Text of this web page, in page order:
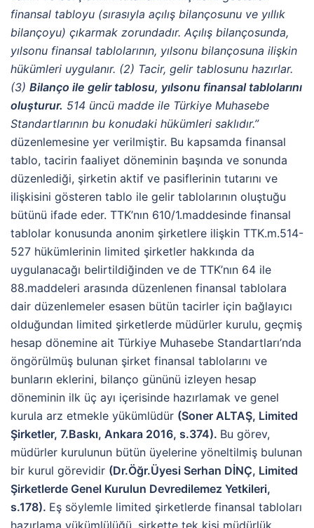
finansal tabloyu (sırasıyla açılış bilançosunu ve yıllık
bilançoyu) çıkarmak zorundadır. Açılış bilançosunda,
yılsonu finansal tablolarının, yılsonu bilançosuna ilişkin
hükümleri uygulanır. (2) Tacir, gelir tablosunu hazırlar.
(3) Bilanço ile gelir tablosu, yılsonu finansal tablolarını
oluşturur. 514 üncü madde ile Türkiye Muhasebe
Standartlarının bu konudaki hükümleri saklıdır.”
düzenlemesine yer verilmiştir. Bu kapsamda finansal
tablo, tacirin faaliyet döneminin başında ve sonunda
düzenlediği, şirketin aktif ve pasiflerinin tutarını ve
ilişkisini gösteren tablo ile gelir tablolarının oluştuğu
bütünü ifade eder. TTK’nın 610/1.maddesinde finansal
tablolar konusunda anonim şirketlere ilişkin TTK.m.514-
527 hükümlerinin limited şirketler hakkında da
uygulanacağı belirtildiğinden ve de TTK’nın 64 ile
88.maddeleri arasında düzenlenen finansal tablolara
dair düzenlemeler esasen bütün tacirler için bağlayıcı
olduğundan limited şirketlerde müdürler kurulu, geçmiş
hesap dönemine ait Türkiye Muhasebe Standartları’nda
öngörülmüş bulunan şirket finansal tablolarını ve
bunların eklerini, bilanço gününü izleyen hesap
döneminin ilk üç ayı içerisinde hazırlamak ve genel
kurula arz etmekle yükümlüdür (Soner ALTAŞ, Limited
Şirketler, 7.Baskı, Ankara 2016, s.374). Bu görev,
müdürler kurulunun bütün üyelerine yöneltilmiş bulunan
bir kurul görevidir (Dr.Öğr.Üyesi Serhan DİNÇ, Limited
Şirketlerde Genel Kurulun Devredilemez Yetkileri,
s.178). Eş söylemle limited şirketlerde finansal tabloları
hazırlama yükümlülüğü, şirkette tek kişi müdürlük